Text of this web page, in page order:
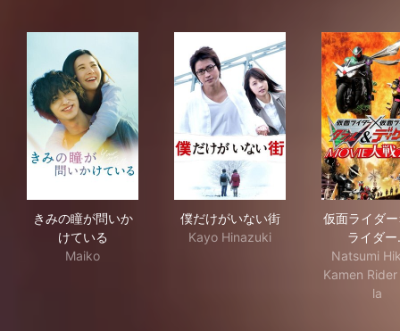
きみの瞳が問いか
けている
Maiko
僕だけがいない街
Kayo Hinazuki
仮面ライダ
ライダ
Natsumi
Kamen
la